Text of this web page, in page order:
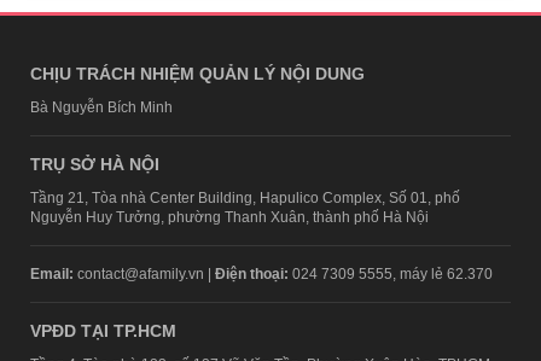
CHỊU TRÁCH NHIỆM QUẢN LÝ NỘI DUNG
Bà Nguyễn Bích Minh
TRỤ SỞ HÀ NỘI
Tầng 21, Tòa nhà Center Building, Hapulico Complex, Số 01, phố
Nguyễn Huy Tưởng, phường Thanh Xuân, thành phố Hà Nội
Email: contact@afamily.vn | Điện thoại: 024 7309 5555, máy lẻ 62.370
VPĐD TẠI TP.HCM